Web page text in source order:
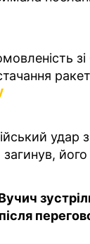
загинув,